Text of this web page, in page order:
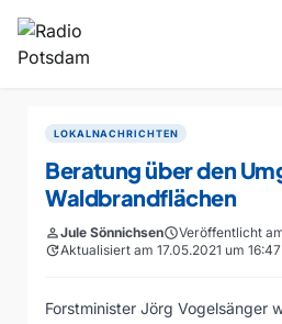
LOKALNACHRICHTEN
Beratung über den
Waldbrandflächen
personJule SönnichsenscheduleVeröffentlicht
updateAktualisiert am 17.05.2021 um
Forstminister Jörg Vogelsänger